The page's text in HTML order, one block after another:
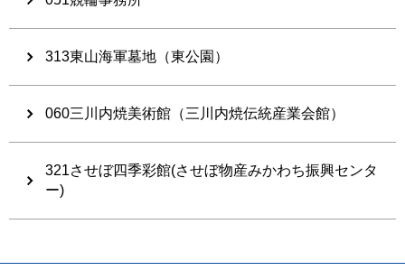
313東山海軍墓地（東公園）
060三川内焼美術館（三川内焼伝統産業会館）
321させぼ四季彩館(させぼ物産みかわち振興センタ
ー)